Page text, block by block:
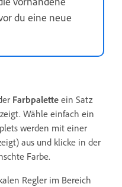
du eine neue
Farbpalette ein Satz
Wähle einfach ein
werden mit einer
aus und klicke in der
Farbe.
Regler im Bereich